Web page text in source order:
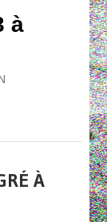
à
À